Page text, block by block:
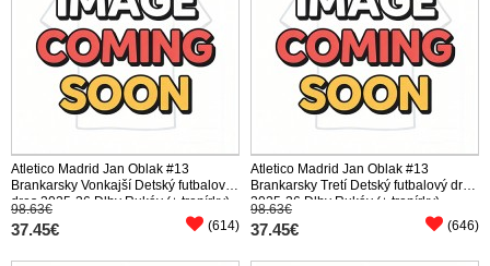
Atletico Madrid Jan Oblak #13
Brankarsky Vonkajší Detský futbalový
dres 2025-26 Dlhy Rukáv (+ trenírky)
98.63€
37.45€ (614)
Atletico Madrid Jan Oblak #13
Brankarsky Tretí Detský futbalový dres
2025-26 Dlhy Rukáv (+ trenírky)
98.63€
37.45€ (646)